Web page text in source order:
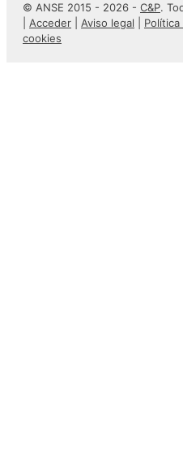
© ANSE 2015 - 2026 - C&P.
Acceder Aviso legal
cookies